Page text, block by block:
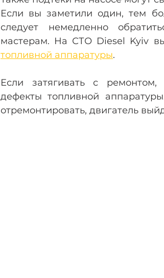
Если вы заметили один, тем
следует немедленно
мастерам. На СТО Diesel Kyiv
топливной аппаратуры.
Если затягивать с
дефекты топливной
отремонтировать, двигатель